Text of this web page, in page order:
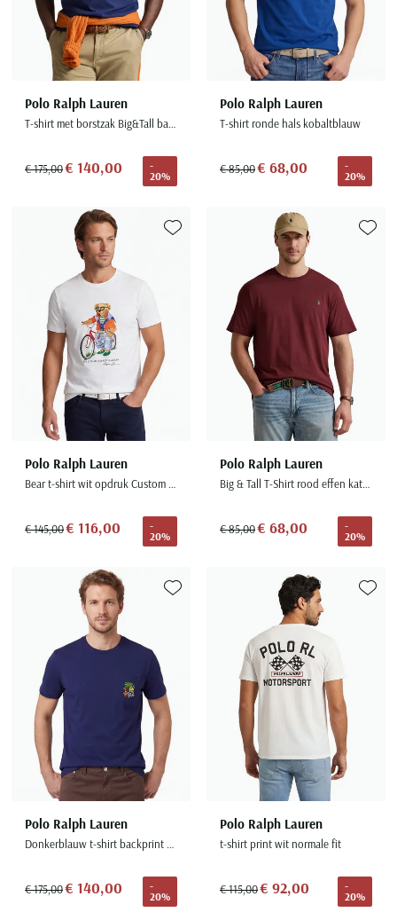
Polo Ralph Lauren
T-shirt met borstzak Big&Tall backprint
€ 175,00€ 140,00
-
20%
Polo Ralph Lauren
T-shirt ronde hals kobaltblauw
€ 85,00€ 68,00
-
20%
Polo Ralph Lauren
Bear t-shirt wit opdruk Custom Slim Fit
€ 145,00€ 116,00
-
20%
Toevoegen aan favorieten
Polo Ralph Lauren
Big & Tall T-Shirt rood effen katoen
€ 85,00€ 68,00
-
20%
Polo Ralph Lauren
Donkerblauw t-shirt backprint korte mouw
€ 175,00€ 140,00
-
20%
Toevoegen aan favorieten
Polo Ralph Lauren
t-shirt print wit normale fit
€ 115,00€ 92,00
-
20%